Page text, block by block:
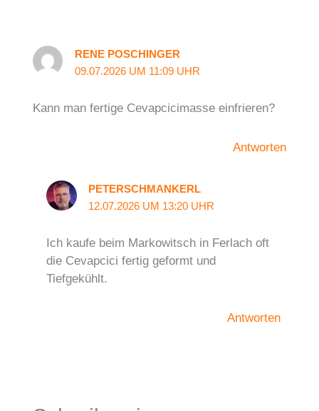
RENE POSCHINGER
09.07.2026 UM 11:09 UHR
Kann man fertige Cevapcicimasse einfrieren?
Antworten
PETERSCHMANKERL
12.07.2026 UM 13:20 UHR
Ich kaufe beim Markowitsch in Ferlach oft
die Cevapcici fertig geformt und
Tiefgekühlt.
Antworten